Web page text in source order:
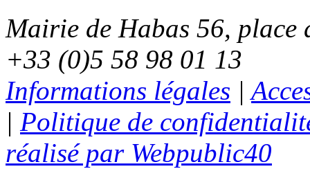
Mairie de Habas 56, place
+33 (0)5 58 98 01 13
Informations légales |
| Politique de
réalisé par Webpublic40